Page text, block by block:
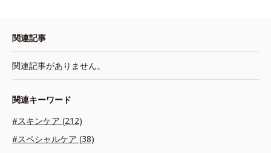
関連記事
関連記事がありません。
関連キーワード
#スキンケア (212)
#スペシャルケア (38)